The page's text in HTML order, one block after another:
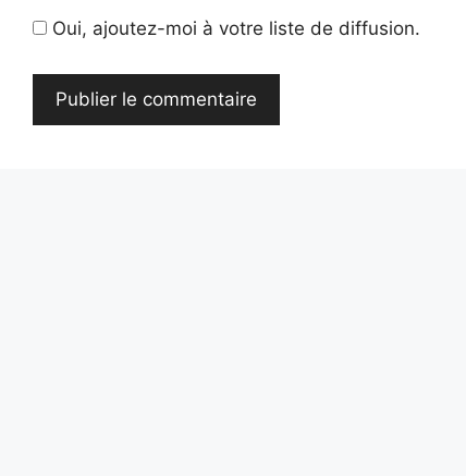
Oui, ajoutez-moi à votre liste de diffusion.